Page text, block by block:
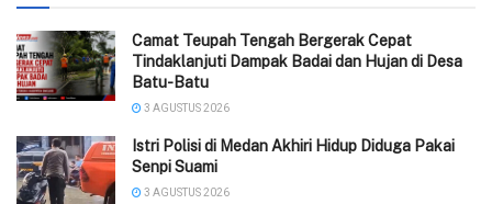
Camat Teupah Tengah Bergerak Cepat
Tindaklanjuti Dampak Badai dan Hujan di Desa
Batu-Batu
3 AGUSTUS 2026
‎Istri Polisi di Medan Akhiri Hidup Diduga Pakai
Senpi Suami
3 AGUSTUS 2026